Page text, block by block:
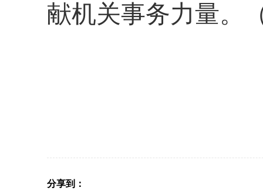
献机关事务力量。
分享到：